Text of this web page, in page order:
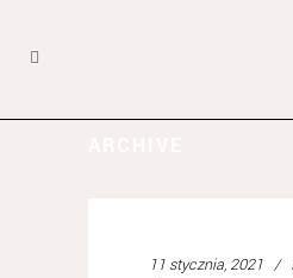
11 stycznia, 2021